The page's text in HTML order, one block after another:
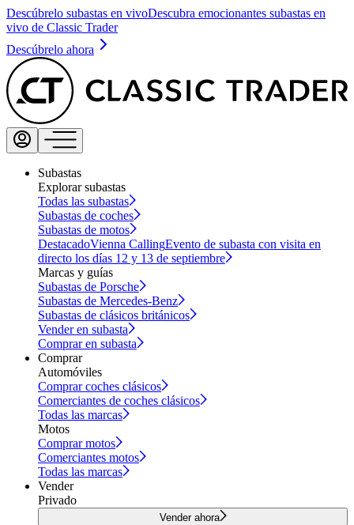
Descúbrelo subastas en vivoDescubra emocionantes subastas en
vivo de Classic Trader
Descúbrelo ahora
Subastas
Explorar subastas
Todas las subastas
Subastas de coches
Subastas de motos
DestacadoVienna CallingEvento de subasta con visita en
directo los días 12 y 13 de septiembre
Marcas y guías
Subastas de Porsche
Subastas de Mercedes-Benz
Subastas de clásicos británicos
Vender en subasta
Comprar en subasta
Comprar
Automóviles
Comprar coches clásicos
Comerciantes de coches clásicos
Todas las marcas
Motos
Comprar motos
Comerciantes motos
Todas las marcas
Vender
Privado
Vender ahora